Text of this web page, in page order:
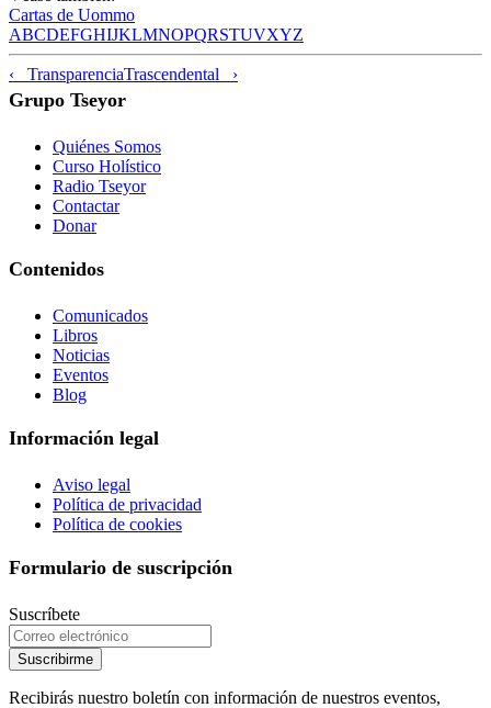
Cartas de Uommo
ABCDEFGHIJKLMNOPQRSTUVXYZ
‹ TransparenciaTrascendental ›
Grupo Tseyor
Quiénes Somos
Curso Holístico
Radio Tseyor
Contactar
Donar
Contenidos
Comunicados
Libros
Noticias
Eventos
Blog
Información legal
Aviso legal
Política de privacidad
Política de cookies
Formulario de suscripción
Suscríbete
Suscribirme
Recibirás nuestro boletín con información de nuestros eventos,